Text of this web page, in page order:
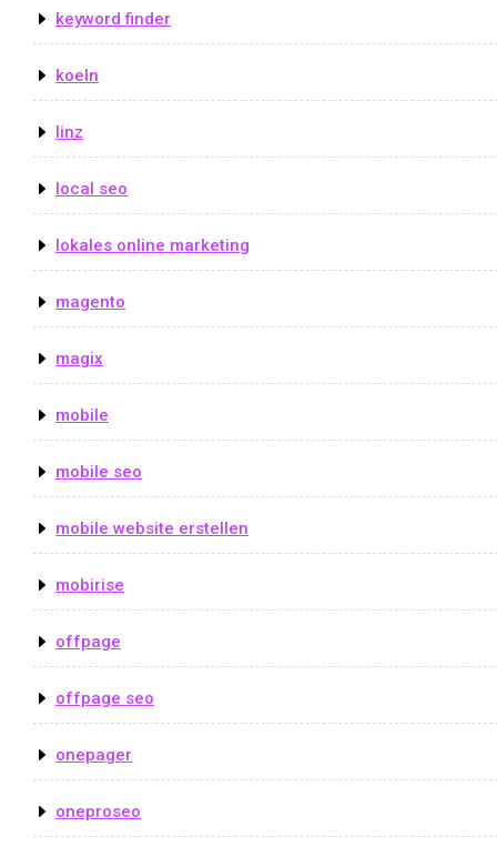
keyword finder
koeln
linz
local seo
lokales online marketing
magento
magix
mobile
mobile seo
mobile website erstellen
mobirise
offpage
offpage seo
onepager
oneproseo